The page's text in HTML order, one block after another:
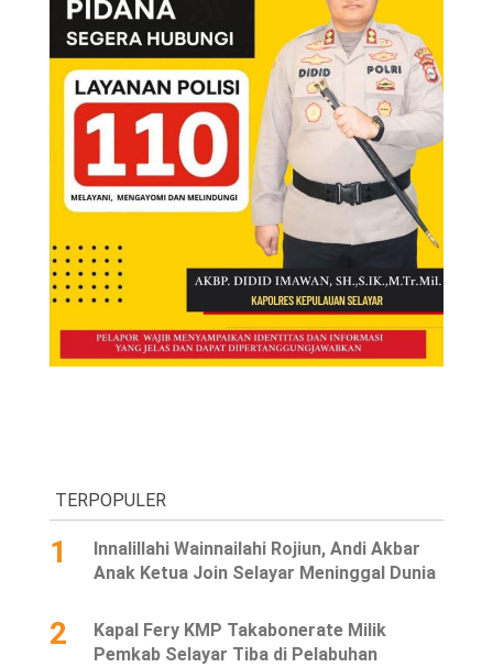
TERPOPULER
1
Innalillahi Wainnailahi Rojiun, Andi Akbar
Anak Ketua Join Selayar Meninggal Dunia
2
Kapal Fery KMP Takabonerate Milik
Pemkab Selayar Tiba di Pelabuhan